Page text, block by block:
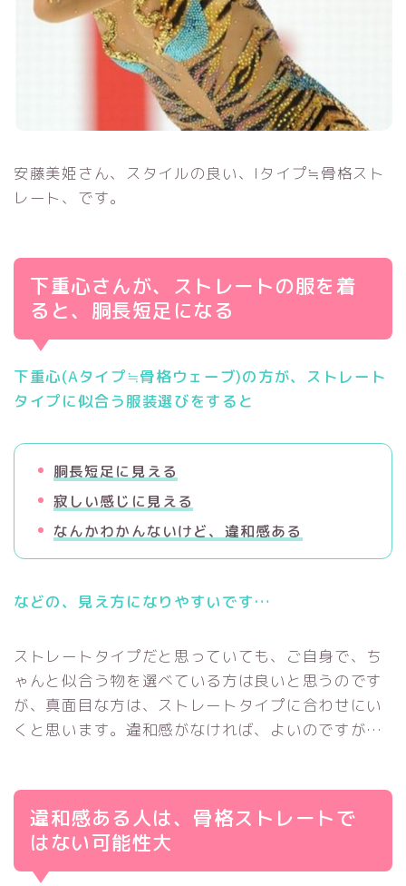
安藤美姫さん、スタイルの良い、Iタイプ≒骨格スト
レート、です。
下重心さんが、ストレートの服を着
ると、胴長短足になる
下重心(Aタイプ≒骨格ウェーブ)の方が、ストレート
タイプに似合う服装選びをすると
胴長短足に見える
寂しい感じに見える
なんかわかんないけど、違和感ある
などの、見え方になりやすいです…
ストレートタイプだと思っていても、ご自身で、ち
ゃんと似合う物を選べている方は良いと思うのです
が、真面目な方は、ストレートタイプに合わせにい
くと思います。違和感がなければ、よいのですが…
違和感ある人は、骨格ストレートで
はない可能性大